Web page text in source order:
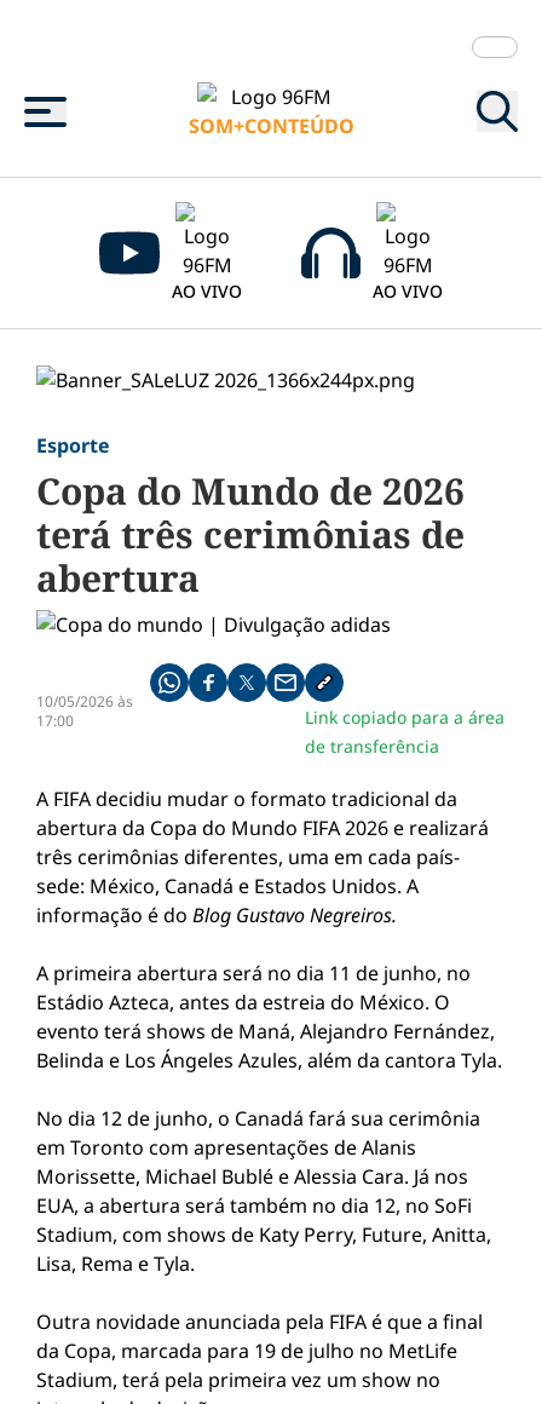
Menu
SOM+CONTEÚDO
AO VIVO AO VIVO
Esporte
Copa do Mundo de 2026
terá três cerimônias de
abertura
10/05/2026 às
17:00
Compartilhe pelo whatsapp
Compartilhar no facebook
Compartilhar no twitter
Compartilhe pelo email
Copiar link da notícia
Link copiado para a área
de transferência
A FIFA decidiu mudar o formato tradicional da
abertura da Copa do Mundo FIFA 2026 e realizará
três cerimônias diferentes, uma em cada país-
sede: México, Canadá e Estados Unidos. A
informação é do Blog Gustavo Negreiros.
A primeira abertura será no dia 11 de junho, no
Estádio Azteca, antes da estreia do México. O
evento terá shows de Maná, Alejandro Fernández,
Belinda e Los Ángeles Azules, além da cantora Tyla.
No dia 12 de junho, o Canadá fará sua cerimônia
em Toronto com apresentações de Alanis
Morissette, Michael Bublé e Alessia Cara. Já nos
EUA, a abertura será também no dia 12, no SoFi
Stadium, com shows de Katy Perry, Future, Anitta,
Lisa, Rema e Tyla.
Outra novidade anunciada pela FIFA é que a final
da Copa, marcada para 19 de julho no MetLife
Stadium, terá pela primeira vez um show no